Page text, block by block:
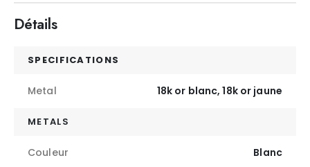
Détails
SPECIFICATIONS
Metal 18k or blanc, 18k or jaune
METALS
Couleur Blanc